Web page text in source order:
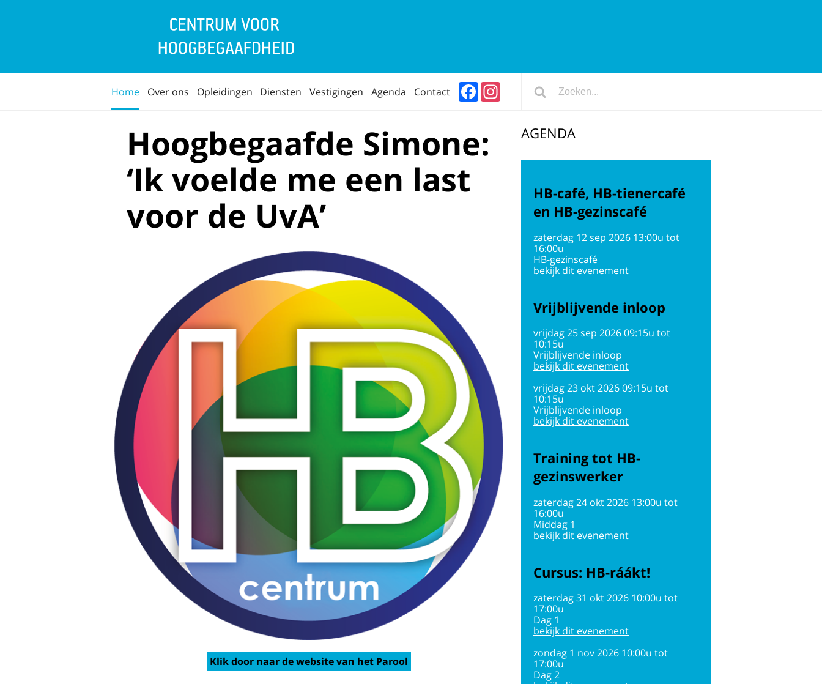
Home Over ons Opleidingen Diensten Vestigingen Agenda Contact FacebookInstagram
Hoogbegaafde Simone:
‘Ik voelde me een last
voor de UvA’
Klik door naar de website van het Parool
AGENDA
HB-café, HB-tienercafé
en HB-gezinscafé
zaterdag 12 sep 2026 13:00u tot
16:00u
HB-gezinscafé
bekijk dit evenement
Vrijblijvende inloop
vrijdag 25 sep 2026 09:15u tot
10:15u
Vrijblijvende inloop
bekijk dit evenement
vrijdag 23 okt 2026 09:15u tot
10:15u
Vrijblijvende inloop
bekijk dit evenement
Training tot HB-
gezinswerker
zaterdag 24 okt 2026 13:00u tot
16:00u
Middag 1
bekijk dit evenement
Cursus: HB-ráákt!
zaterdag 31 okt 2026 10:00u tot
17:00u
Dag 1
bekijk dit evenement
zondag 1 nov 2026 10:00u tot
17:00u
Dag 2